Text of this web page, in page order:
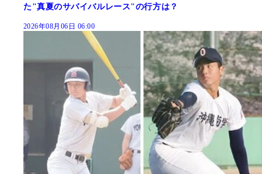
た"真夏のサバイバルレース"の行方は？
2026年08月06日 06:00